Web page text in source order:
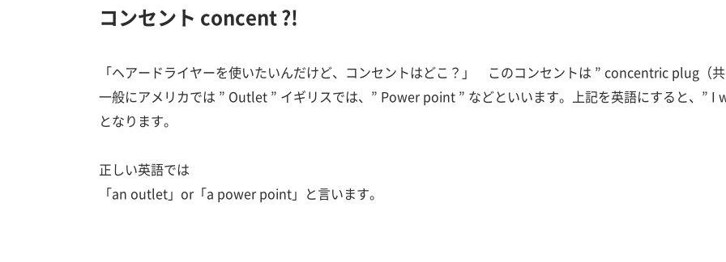
コンセント concent ?!
「ヘアードライヤーを使いたいんだけど、コンセントはどこ？」 このコンセントは ” concentric plug（
一般にアメリカでは ” Outlet ” イギリスでは、” Power point ” などといいます。上記を英語にすると、”
となります。
正しい英語では
「an outlet」or「a power point」と言います。